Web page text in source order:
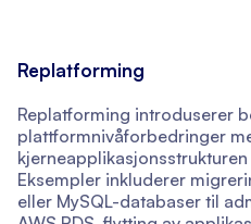
Replatforming
Replatforming introduserer
plattformnivåforbedringer
Eksempler inkluderer
eller MySQL-databaser til